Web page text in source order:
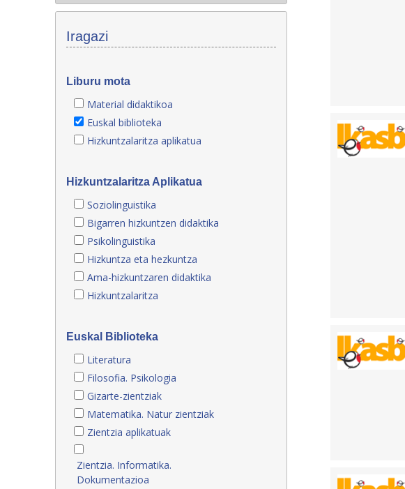
Iragazi
Liburu mota
Material didaktikoa
Euskal biblioteka
Hizkuntzalaritza aplikatua
Hizkuntzalaritza Aplikatua
Soziolinguistika
Bigarren hizkuntzen didaktika
Psikolinguistika
Hizkuntza eta hezkuntza
Ama-hizkuntzaren didaktika
Hizkuntzalaritza
Euskal Biblioteka
Literatura
Filosofia. Psikologia
Gizarte-zientziak
Matematika. Natur zientziak
Zientzia aplikatuak
Zientzia. Informatika.
Dokumentazioa